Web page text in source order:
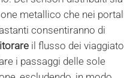
metallico che nei
consentiranno di
il flusso dei
i passaggi delle sole